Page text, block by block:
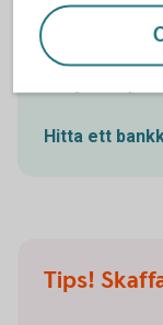
kontakta oss
Hitta ett
Tips!